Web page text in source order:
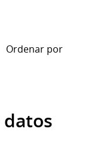
Ordenar por